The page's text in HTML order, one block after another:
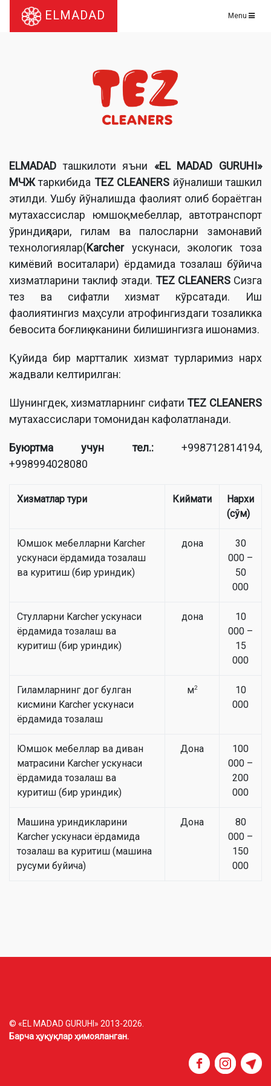
ELMADAD Menu
ELMADADташкилоти яъни «EL MADAD GURUHI»
МЧЖтаркибида TEZ CLEANERS йўналиши ташкил
этилди. Ушбу йўналишда фаолият олиб бораётган
мутахассислар юмшоқ мебеллар, автотранспорт
ўриндиқлари, гилам ва палосларни замонавий
технологиялар(Karcher ускунаси, экологик тоза
кимёвий воситалари) ёрдамида тозалаш бўйича
хизматларини таклиф этади. TEZ CLEANERS Сизга
тез ва сифатли хизмат кўрсатади. Иш
фаолиятингиз маҳсули атрофингиздаги тозаликка
бевосита боғлиқ эканини билишингизга ишонамиз.
Қуйида бир мартталик хизмат турларимиз нарх
жадвали келтирилган:
Шунингдек, хизматларнинг сифати TEZ CLEANERS
мутахассислари томонидан кафолатланади.
Буюртма учун тел.:+998712814194,
+998994028080
Хизматлар тури Киймати
Нархи
(сўм)
Юмшок мебелларни Karcher
ускунаси ёрдамида тозалаш
ва куритиш (бир уриндик)
дона
30
000 –
50
000
Стулларни Karcher ускунаси
ёрдамида тозалаш ва
куритиш (бир уриндик)
дона
10
000 –
15
000
Гиламларнинг дог булган
кисмини Karcher ускунаси
ёрдамида тозалаш
м2
10
000
Юмшок мебеллар ва диван
матрасини Karcher ускунаси
ёрдамида тозалаш ва
куритиш (бир уриндик)
Дона
100
000 –
200
000
Машина уриндикларини
Karcher ускунаси ёрдамида
тозалаш ва куритиш (машина
русуми буйича)
Дона
80
000 –
150
000
© «EL MADAD GURUHI» 2013-2026.
Барча ҳуқуқлар ҳимояланган.